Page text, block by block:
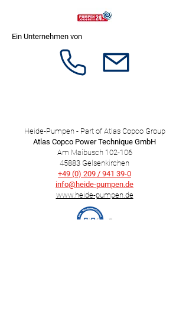
Ein Unternehmen von
Heide-Pumpen - Part of Atlas Copco Group
Atlas Copco Power Technique GmbH
Am Maibusch 102-106
45883 Gelsenkirchen
+49 (0) 209 / 941 39-0
info@heide-pumpen.de​
www.heide-pumpen.de